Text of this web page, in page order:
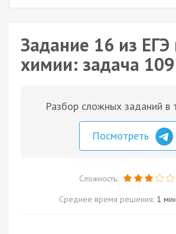
Задание 16 из ЕГЭ
химии: задача 109
Разбор сложных заданий в
Посмотреть
Сложность:
Среднее время решения: 1